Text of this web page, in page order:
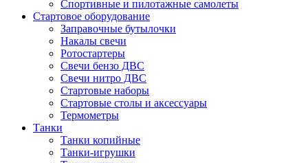
Спортивные и пилотажные самолеты
Стартовое оборудование
Заправочные бутылочки
Накалы свечи
Ротостартеры
Свечи бензо ДВС
Свечи нитро ДВС
Стартовые наборы
Стартовые столы и аксессуары
Термометры
Танки
Танки копийные
Танки-игрушки